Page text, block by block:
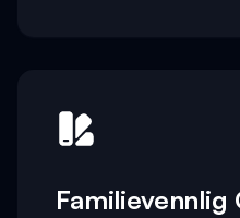
Familievennlig